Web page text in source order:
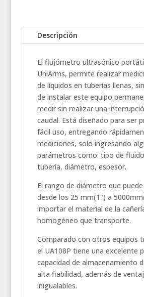
Descripción
El flujómetro ultrasónico
UniArms, permite realizar
de líquidos en tuberías llenas,
de instalar este equipo
medir sin realizar una
caudal. Está diseñado para ser
fácil uso, entregando
mediciones, solo ingresando
parámetros como: tipo de
tubería, diámetro, espesor.
El rango de diámetro que
desde los 25 mm(1") a
importar el material de la
homogéneo que transporte.
Comparado con otros equipos
el UA108P tiene una excelente
capacidad de almacenamiento
alta fiabilidad, además de
inigualables.